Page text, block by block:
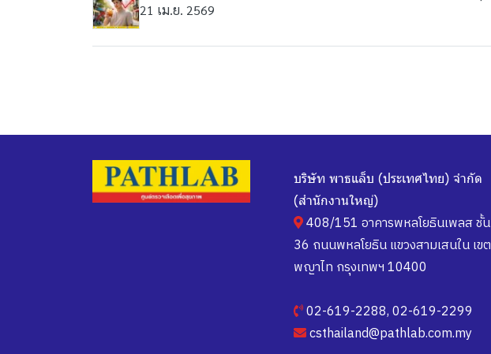
21 เม.ย. 2569
บริษัท พาธแล็บ (ประเทศไทย) จำกัด
(สำนักงานใหญ่)
408/151 อาคารพหลโยธินเพลส ชั้น
36 ถนนพหลโยธิน แขวงสามเสนใน เขต
พญาไท กรุงเทพฯ 10400
02-619-2288,02-619-2299
csthailand@pathlab.com.my